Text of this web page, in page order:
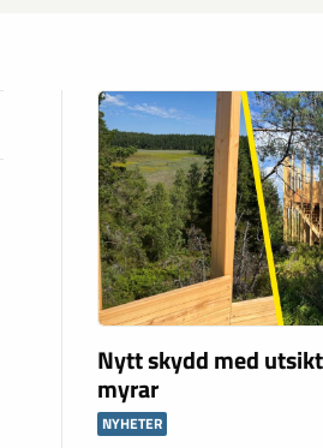
Nytt skydd med
myrar
NYHETER